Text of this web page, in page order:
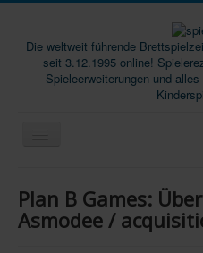
Die weltweit führende
seit 3.12.1995 online!
Spieleerweiterungen und
Magazine
Plan B Games:
Asmodee /